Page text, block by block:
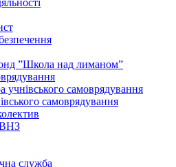
”Школа над лиманом”
учнiвського самоврядування
самоврядування
ВНЗ
служба